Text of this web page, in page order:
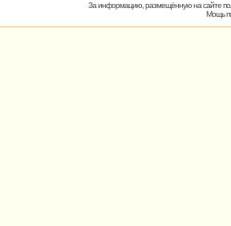
За информацию, размещённую на сайте
Мощь